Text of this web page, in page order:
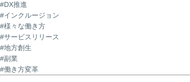
#DX推進
#インクルージョン
#様々な働き方
#サービスリリース
#地方創生
#副業
#働き方変革